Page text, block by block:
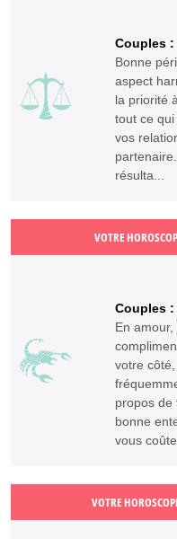
Couples :
Bonne
aspect
la priorité
tout ce
vos
résulta...
VOTRE
Couples :
En
votre
propos de
bonne
vous
VOTRE